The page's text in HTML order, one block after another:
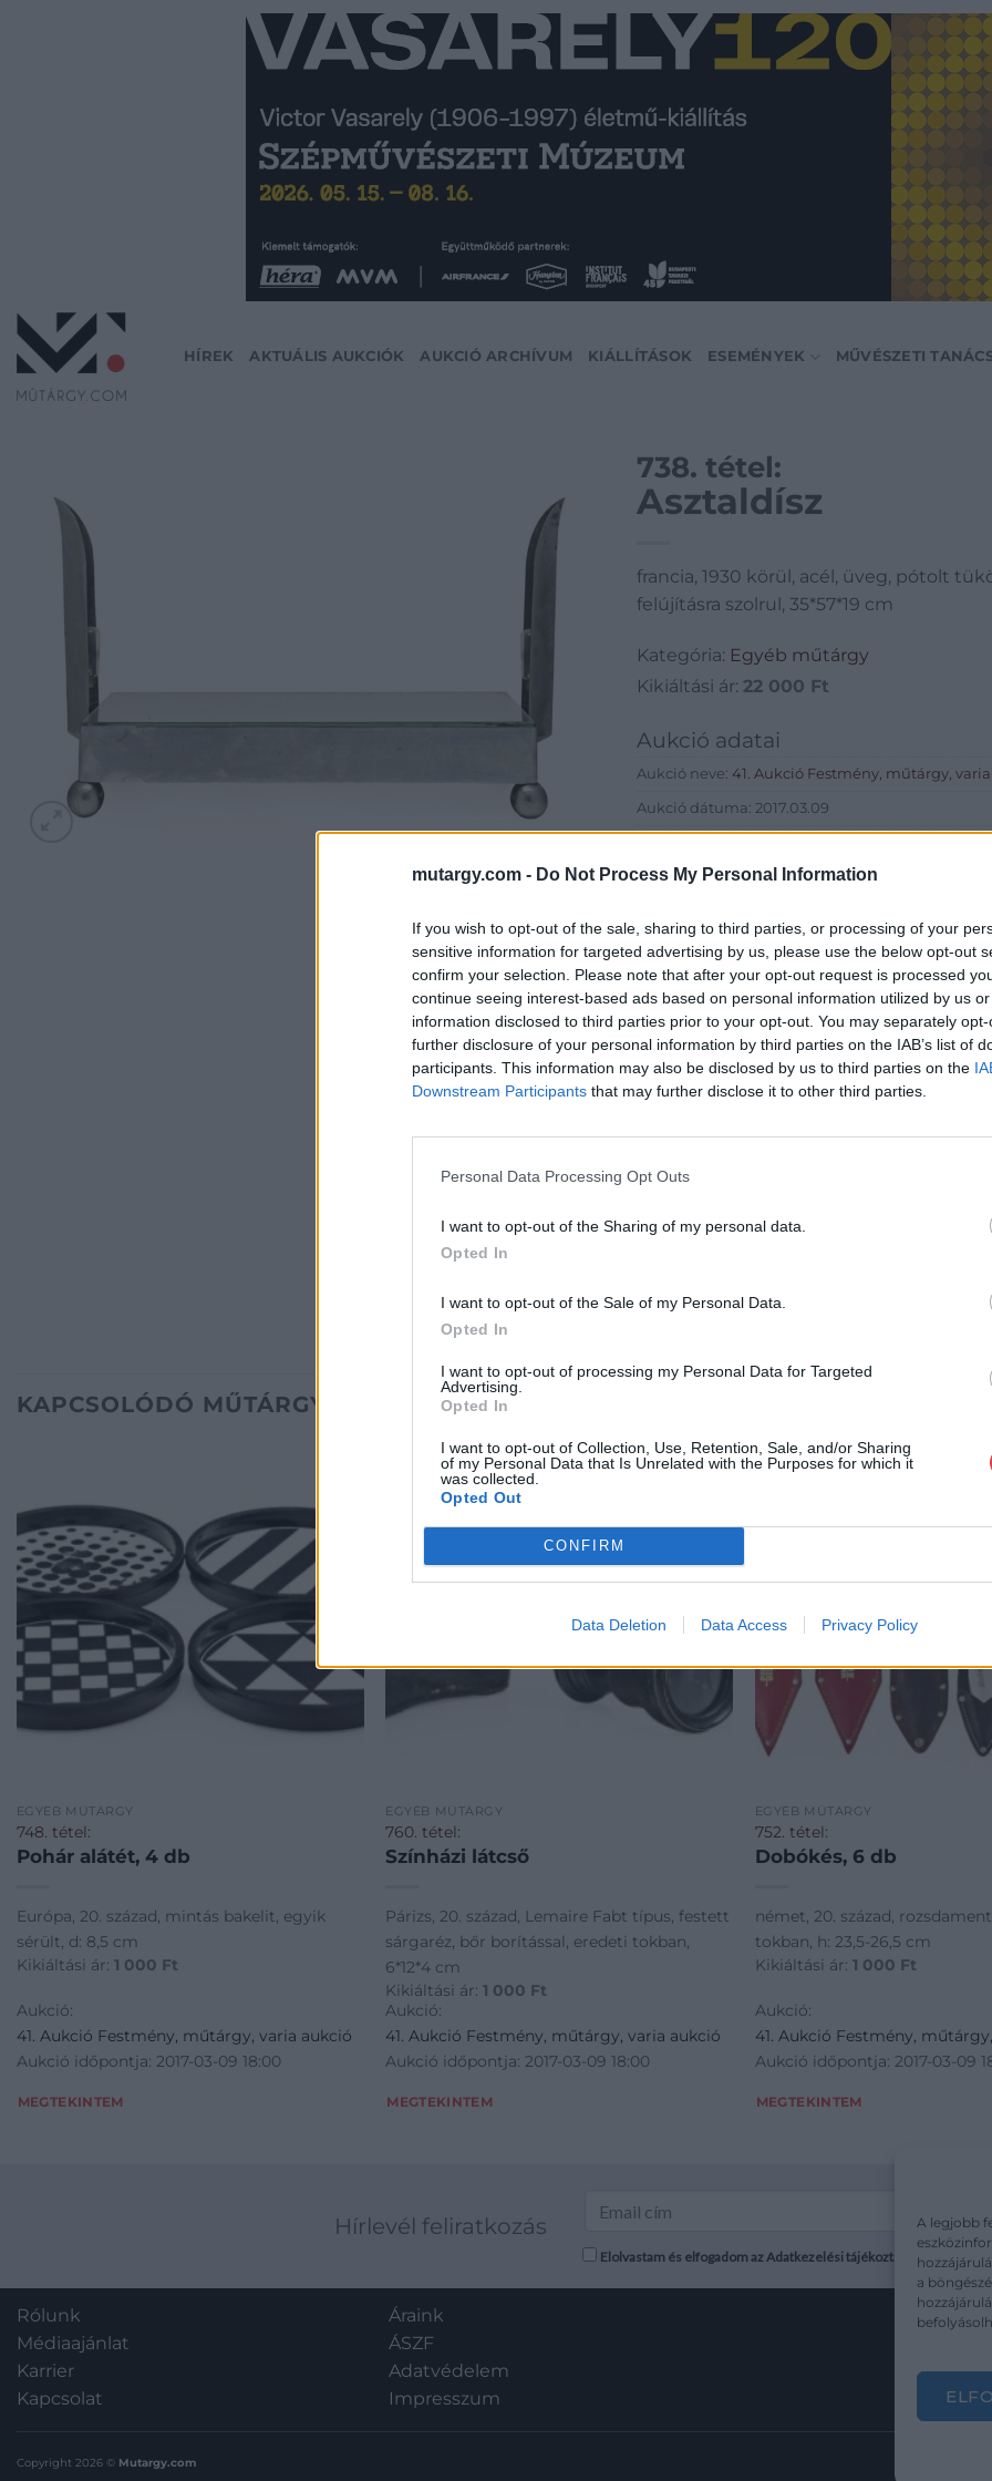
mutargy.com - Do Not Process My Personal Information
If you wish to opt-out of the sale, sharing to third parties, or processing of your
sensitive information for targeted advertising by us, please use the below opt-out
confirm your selection. Please note that after your opt-out request is processed
continue seeing interest-based ads based on personal information utilized by us
information disclosed to third parties prior to your opt-out. You may separately
further disclosure of your personal information by third parties on the IAB’s list of
participants. This information may also be disclosed by us to third parties on the
Downstream Participants that may further disclose it to other third parties.
Personal Data Processing Opt Outs
I want to opt-out of the Sharing of my personal data.
Opted In
I want to opt-out of the Sale of my Personal Data.
Opted In
I want to opt-out of processing my Personal Data for Targeted
Advertising.
Opted In
I want to opt-out of Collection, Use, Retention, Sale, and/or Sharing
of my Personal Data that Is Unrelated with the Purposes for which it
was collected.
Opted Out
CONFIRM
Data Deletion Data Access Privacy Policy
A legjobb
a
HÍREK AKTUÁLIS AUKCIÓK AUKCIÓ ARCHÍVUM KIÁLLÍTÁSOK ESEMÉNYEK MŰVÉSZETI
738. tétel:
Asztaldísz
francia, 1930 körül, acél, üveg, pótolt
felújításra szolrul, 35*57*19 cm
Kategória: Egyéb műtárgy
Kikiáltási ár: 22 000 Ft
Aukció adatai
Aukció neve: 41. Aukció Festmény, műtárgy,
Aukció dátuma: 2017.03.09
Aukció helye: 1055 Budapest, Falk Miksa utca 24-
Eladó adatai
Eladó:
Cím: Törő
Biksady
1055,
KAPCSOLÓDÓ MŰTÁRGYAK
EGYÉB MŰTÁRGY
748. tétel:
Pohár alátét, 4 db
Európa, 20. század, mintás bakelit, egyik
sérült, d: 8,5 cm
Kikiáltási ár: 1 000 Ft
Aukció:
41. Aukció Festmény, műtárgy, varia aukció
Aukció időpontja: 2017-03-09 18:00
MEGTEKINTEM
EGYÉB MŰTÁRGY
760. tétel:
Színházi látcső
Párizs, 20. század, Lemaire Fabt típus, festett
sárgaréz, bőr borítással, eredeti tokban,
6*12*4 cm
Kikiáltási ár:1 000 Ft
Aukció:
41. Aukció Festmény, műtárgy, varia aukció
Aukció időpontja: 2017-03-09 18:00
MEGTEKINTEM
EGYÉB MŰTÁRGY
752. tétel:
Dobókés, 6 db
német, 20. század,
tokban, h: 23,5-26,5 cm
Kikiáltási ár: 1 000 Ft
Aukció:
41. Aukció Festmény,
Aukció időpontja: 2017-03-09
MEGTEKINTEM
Hírlevél feliratkozás
Elolvastam és elfogadom az Adatkezelési tájékoztatót:
Rólunk
Médiaajánlat
Karrier
Kapcsolat
Áraink
ÁSZF
Adatvédelem
Impresszum
Copyright 2026 © Mutargy.com